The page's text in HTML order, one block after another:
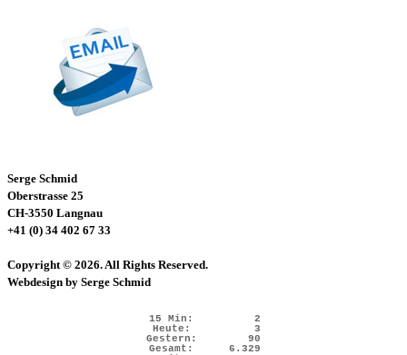
Serge Schmid
Oberstrasse 25
CH-3550 Langnau
+41 (0) 34 402 67 33
Copyright © 2026. All Rights Reserved.
Webdesign by Serge Schmid
15 Min:
2
Heute:
3
Gestern:
90
Gesamt:
6.329